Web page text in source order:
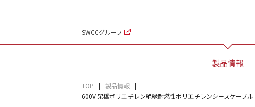
SWCCグループ
製品情報
TOP
製品情報
600V 架橋ポリエチレン絶縁耐燃性ポリエチレンシースケーブル